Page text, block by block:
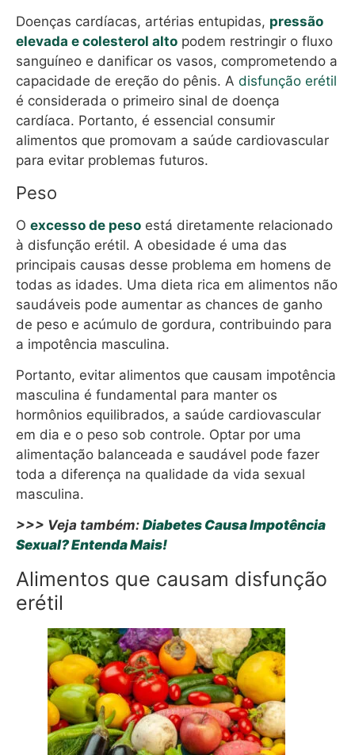
Doenças cardíacas, artérias entupidas, pressão
elevada e colesterol alto podem restringir o fluxo
sanguíneo e danificar os vasos, comprometendo a
capacidade de ereção do pênis. A disfunção erétil
é considerada o primeiro sinal de doença
cardíaca. Portanto, é essencial consumir
alimentos que promovam a saúde cardiovascular
para evitar problemas futuros.
Peso
O excesso de peso está diretamente relacionado
à disfunção erétil. A obesidade é uma das
principais causas desse problema em homens de
todas as idades. Uma dieta rica em alimentos não
saudáveis pode aumentar as chances de ganho
de peso e acúmulo de gordura, contribuindo para
a impotência masculina.
Portanto, evitar alimentos que causam impotência
masculina é fundamental para manter os
hormônios equilibrados, a saúde cardiovascular
em dia e o peso sob controle. Optar por uma
alimentação balanceada e saudável pode fazer
toda a diferença na qualidade da vida sexual
masculina.
>>> Veja também: Diabetes Causa Impotência
Sexual? Entenda Mais!
Alimentos que causam disfunção
erétil